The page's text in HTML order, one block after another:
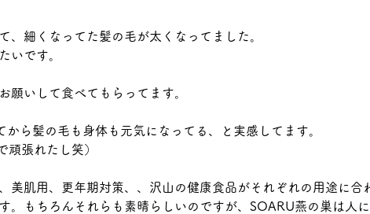
、細くなってた髪の毛が太くなってました。
いです。
願いして食べてもらってます。
ら髪の毛も身体も元気になってる、と実感してます。
頑張れたし笑）
美肌用、更年期対策、、沢山の健康食品がそれぞれの用途に合
。もちろんそれらも素晴らしいのですが、SOARU燕の巣は人に